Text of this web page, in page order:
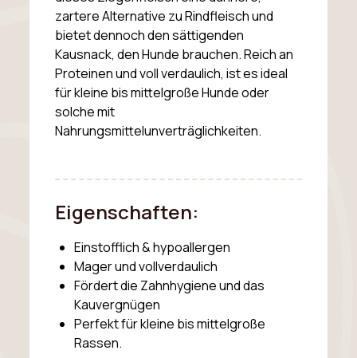
zartere Alternative zu Rindfleisch und
bietet dennoch den sättigenden
Kausnack, den Hunde brauchen. Reich an
Proteinen und voll verdaulich, ist es ideal
für kleine bis mittelgroße Hunde oder
solche mit
Nahrungsmittelunverträglichkeiten.
Eigenschaften:
Einstofflich & hypoallergen
Mager und vollverdaulich
Fördert die Zahnhygiene und das
Kauvergnügen
Perfekt für kleine bis mittelgroße
Rassen.